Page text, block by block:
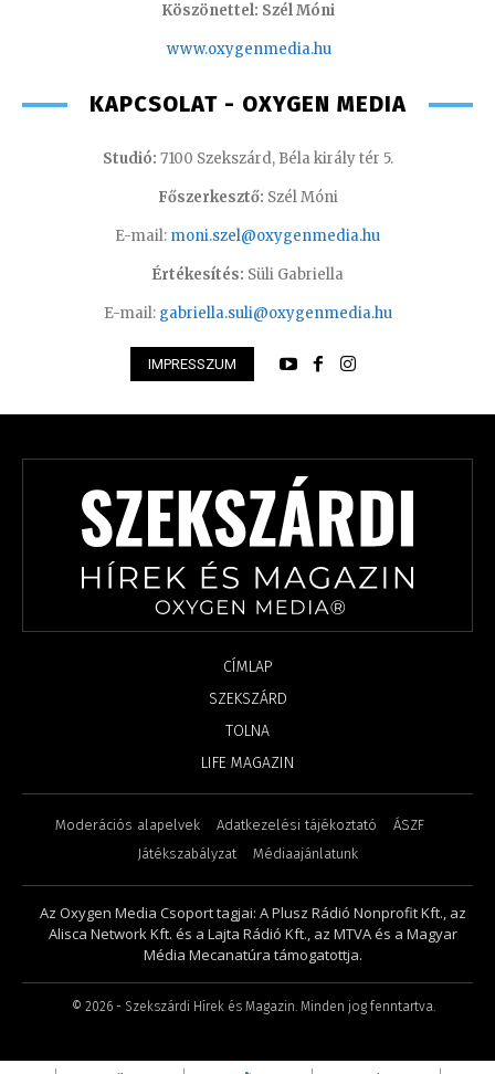
Köszönettel: Szél Móni
www.oxygenmedia.hu
KAPCSOLAT - OXYGEN MEDIA
Studió: 7100 Szekszárd, Béla király tér 5.
Főszerkesztő: Szél Móni
E-mail: moni.szel@oxygenmedia.hu
Értékesítés: Süli Gabriella
E-mail: gabriella.suli@oxygenmedia.hu
IMPRESSZUM
CÍMLAP
SZEKSZÁRD
TOLNA
LIFE MAGAZIN
Moderációs alapelvek Adatkezelési tájékoztató
ÁSZF
Játékszabályzat
Médiaajánlatunk
Az Oxygen Media Csoport tagjai: A Plusz Rádió Nonprofit Kft., az
Alisca Network Kft. és a Lajta Rádió Kft., az MTVA és a Magyar
Média Mecanatúra támogatottja.
© 2026- Szekszárdi Hírek és Magazin. Minden jog fenntartva.